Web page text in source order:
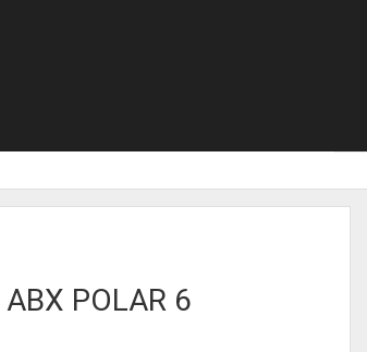
POLAR 6